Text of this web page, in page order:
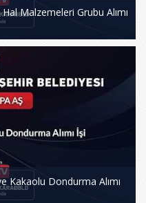
Hal Malzemeleri Grubu Alımı
Kakaolu Dondurma Alımı